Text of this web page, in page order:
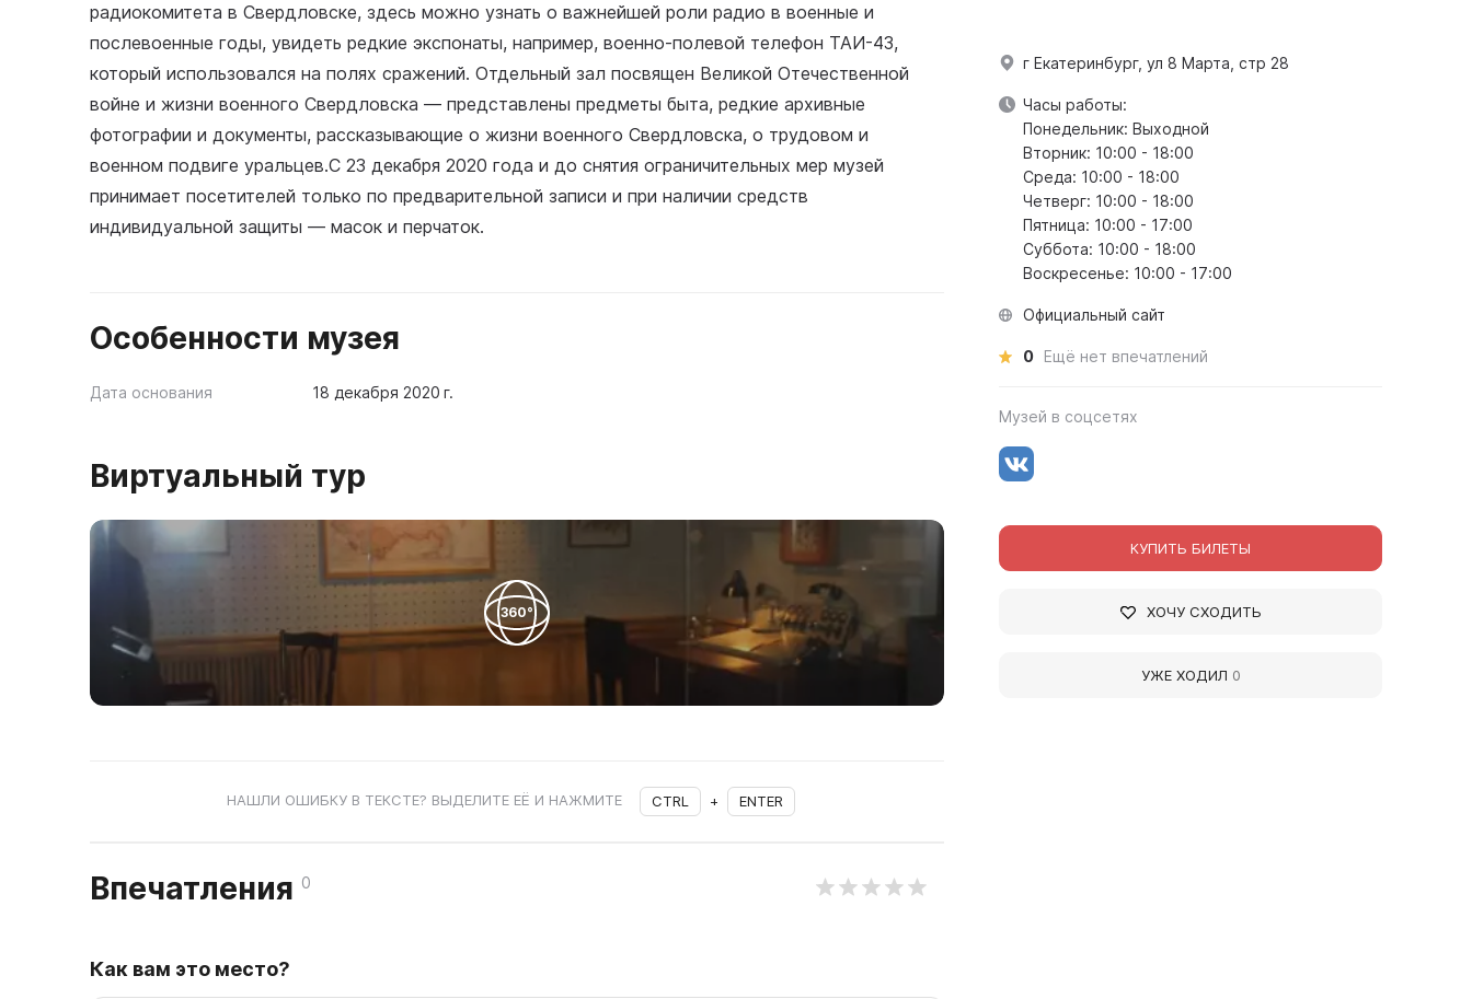
радиокомитета в Свердловске, здесь можно узнать о важнейшей роли радио в военные и
послевоенные годы, увидеть редкие экспонаты, например, военно-полевой телефон ТАИ-43,
который использовался на полях сражений. Отдельный зал посвящен Великой Отечественной
войне и жизни военного Свердловска — представлены предметы быта, редкие архивные
фотографии и документы, рассказывающие о жизни военного Свердловска, о трудовом и
военном подвиге уральцев.С 23 декабря 2020 года и до снятия ограничительных мер музей
принимает посетителей только по предварительной записи и при наличии средств
индивидуальной защиты — масок и перчаток.
Особенности музея
Дата основания 18 декабря 2020 г.
Виртуальный тур
360°
НАШЛИ ОШИБКУ В ТЕКСТЕ? ВЫДЕЛИТЕ ЕЁ И НАЖМИТЕ CTRL + ENTER
Впечатления 0
Как вам это место?
г Екатеринбург, ул 8 Марта, стр 28
Часы работы:
Понедельник: Выходной
Вторник: 10:00 - 18:00
Среда: 10:00 - 18:00
Четверг: 10:00 - 18:00
Пятница: 10:00 - 17:00
Суббота: 10:00 - 18:00
Воскресенье: 10:00 - 17:00
Официальный сайт
0 Ещё нет впечатлений
Музей в соцсетях
КУПИТЬ БИЛЕТЫ
ХОЧУ СХОДИТЬ
УЖЕ ХОДИЛ 0